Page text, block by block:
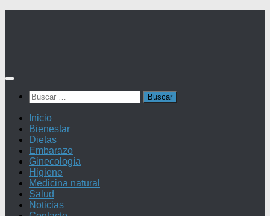
Buscar:
Inicio
Bienestar
Dietas
Embarazo
Ginecología
Higiene
Medicina natural
Salud
Noticias